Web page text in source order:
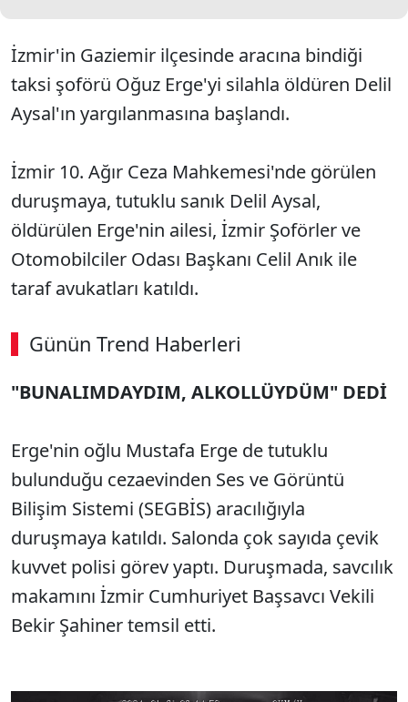
İzmir'in Gaziemir ilçesinde aracına bindiği
taksi şoförü Oğuz Erge'yi silahla öldüren Delil
Aysal'ın yargılanmasına başlandı.
İzmir 10. Ağır Ceza Mahkemesi'nde görülen
duruşmaya, tutuklu sanık Delil Aysal,
öldürülen Erge'nin ailesi, İzmir Şoförler ve
Otomobilciler Odası Başkanı Celil Anık ile
taraf avukatları katıldı.
Günün Trend Haberleri
00:04 / 08:43
Sesi Aç
"BUNALIMDAYDIM, ALKOLLÜYDÜM" DEDİ
Erge'nin oğlu Mustafa Erge de tutuklu
bulunduğu cezaevinden Ses ve Görüntü
Bilişim Sistemi (SEGBİS) aracılığıyla
duruşmaya katıldı. Salonda çok sayıda çevik
kuvvet polisi görev yaptı. Duruşmada, savcılık
makamını İzmir Cumhuriyet Başsavcı Vekili
Bekir Şahiner temsil etti.